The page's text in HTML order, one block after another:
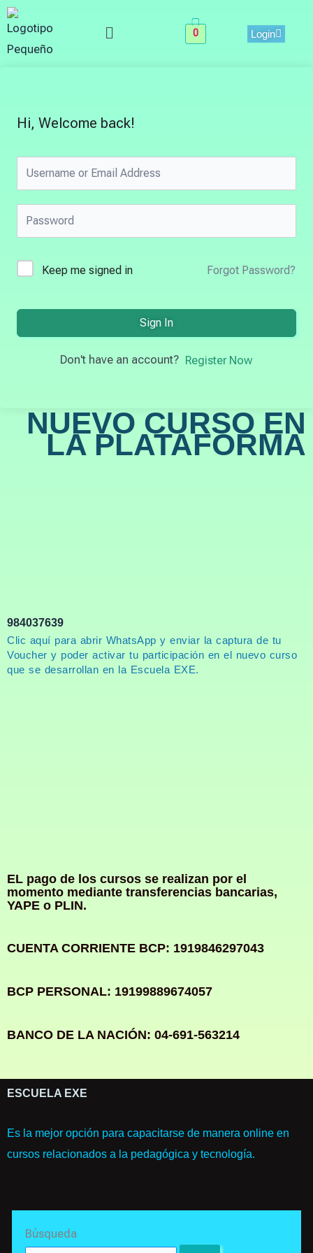
Skip
to
content
Menu 0 Login
Hi, Welcome back!
Keep me signed in Forgot Password?
Sign In
Don't have an account? Register Now
NUEVO CURSO EN
LA PLATAFORMA
984037639
Clic aquí para abrir WhatsApp y enviar la captura de tu
Voucher y poder activar tu participación en el nuevo curso
que se desarrollan en la Escuela EXE.
EL pago de los cursos se realizan por el
momento mediante transferencias bancarias,
YAPE o PLIN.
CUENTA CORRIENTE BCP: 1919846297043
BCP PERSONAL: 19199889674057
BANCO DE LA NACIÓN: 04-691-563214
ESCUELA EXE
Es la mejor opción para capacitarse de manera online en
cursos relacionados a la pedagógica y tecnología.
Búsqueda
for: